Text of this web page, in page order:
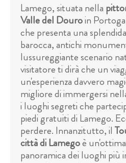
Lamego, situata nella
Valle del Douroin
che presenta una
barocca, antichi
lussureggiante scenario
visitatore ti dirà che un
un'esperienza davvero
migliore di immergersi
i luoghi segreti che
piedi gratuiti di Lamego.
perdere. Innanzitutto, il
città di Lamegoè
panoramica dei luoghi più